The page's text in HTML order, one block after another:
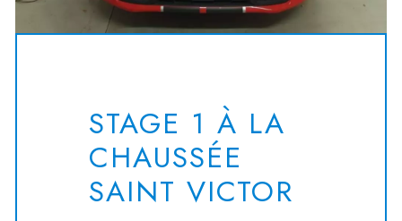
STAGE 1 À LA
CHAUSSÉE
SAINT VICTOR